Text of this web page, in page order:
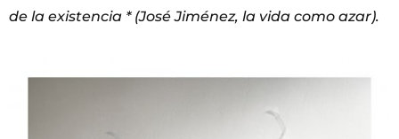
de la existencia * (José Jiménez, la vida como azar).